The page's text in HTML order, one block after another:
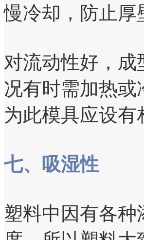
慢冷却，防止
对流动性好，
况有时需加热
为此模具应设
七、吸湿性
塑料中因有各